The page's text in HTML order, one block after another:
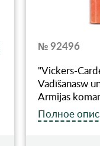
№ 92496
"Vickers-
Vadīšanasw
Armijas
Полное